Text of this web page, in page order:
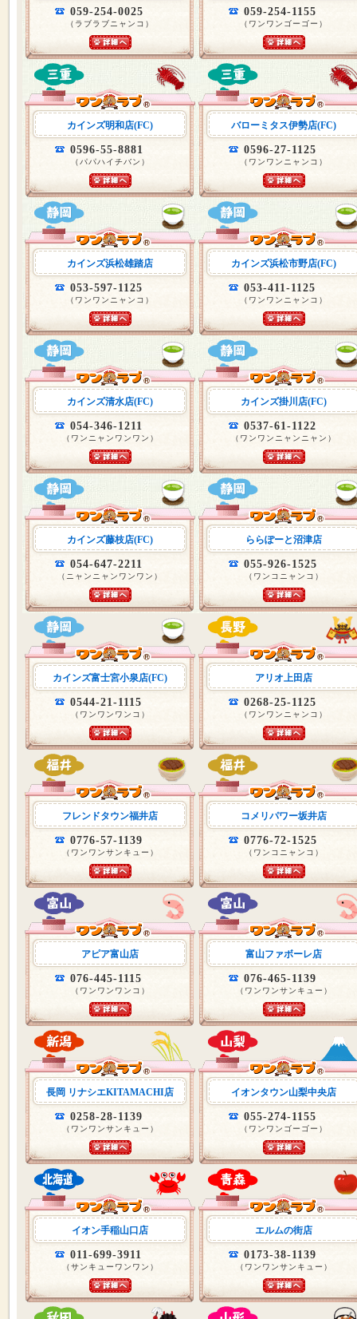
059-254-0025
（ラブラブニャンコ）
059-254-1155
（ワンワンゴーゴー）
カインズ明和店(FC)
0596-55-8881
（パパハイチバン）
バローミタス伊勢店(FC)
0596-27-1125
（ワンワンニャンコ）
カインズ浜松雄踏店
053-597-1125
（ワンワンニャンコ）
カインズ浜松市野店(FC)
053-411-1125
（ワンワンニャンコ）
カインズ清水店(FC)
054-346-1211
（ワンニャンワンワン）
カインズ掛川店(FC)
0537-61-1122
（ワンワンニャンニャン）
カインズ藤枝店(FC)
054-647-2211
（ニャンニャンワンワン）
ららぽーと沼津店
055-926-1525
（ワンコニャンコ）
カインズ富士宮小泉店(FC)
0544-21-1115
（ワンワンワンコ）
アリオ上田店
0268-25-1125
（ワンワンニャンコ）
フレンドタウン福井店
0776-57-1139
（ワンワンサンキュー）
コメリパワー坂井店
0776-72-1525
（ワンコニャンコ）
アピア富山店
076-445-1115
（ワンワンワンコ）
富山ファボーレ店
076-465-1139
（ワンワンサンキュー）
長岡 リナシエKITAMACHI店
0258-28-1139
（ワンワンサンキュー）
イオンタウン山梨中央店
055-274-1155
（ワンワンゴーゴー）
イオン手稲山口店
011-699-3911
（サンキューワンワン）
エルムの街店
0173-38-1139
（ワンワンサンキュー）